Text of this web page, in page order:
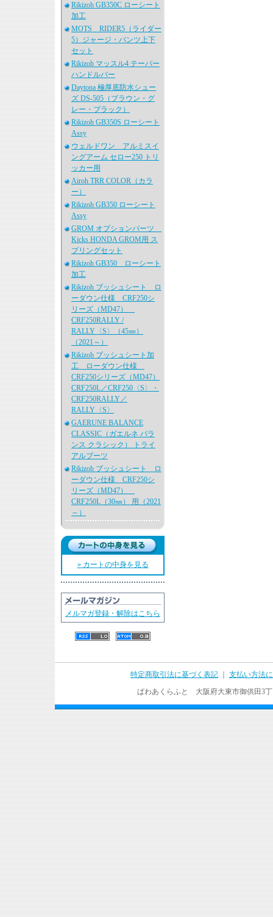
Rikizoh GB350C ローシート
加工
MOTS RIDER5（ライダー
5）ジャージ・パンツ上下
セット
Rikizoh マッスル4 テーパー
ハンドルバー
Daytona 極厚底防水シュー
ズ DS-505（ブラウン・グ
レー・ブラック）
Rikizoh GB350S ローシート
Assy
ウェルドワン アルミスイ
ングアーム セロー250 トリ
ッカー用
Airoh TRR COLOR（カラ
ー）
Rikizoh GB350 ローシート
Assy
GROM オプションパーツ
Kicks HONDA GROM用 ス
プリングセット
Rikizoh GB350 ローシート
加工
Rikizoh ブッシュシート ロ
ーダウン仕様 CRF250シ
リーズ（MD47）
CRF250RALLY /
RALLY〈S〉（45㎜）
（2021～）
Rikizoh ブッシュシート加
工 ローダウン仕様
CRF250シリーズ（MD47）
CRF250L／CRF250〈S〉・
CRF250RALLY／
RALLY〈S〉
GAERUNE BALANCE
CLASSIC（ガエルネ バラ
ンス クラシック） トライ
アルブーツ
Rikizoh ブッシュシート ロ
ーダウン仕様 CRF250シ
リーズ（MD47）
CRF250L（30㎜） 用（2021
～）
» カートの中身を見る
メルマガ登録・解除はこちら
特定商取引法に基づく表記
支払い方法
ぱわあくらふと 大阪府大東市御供田3